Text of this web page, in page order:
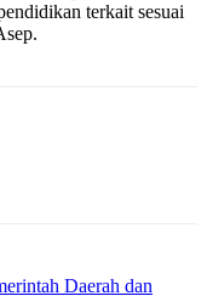
terkait sesuai
Daerah dan